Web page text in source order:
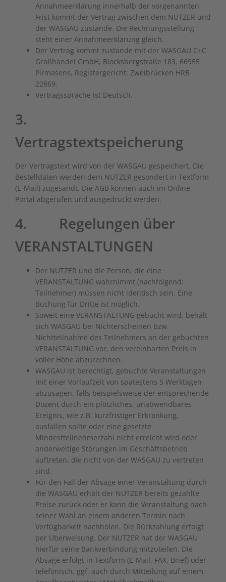
Annahmeerklärung innerhalb der vorgenannten
Frist kommt der Vertrag zwischen dem NUTZER und
der WASGAU zustande. Die Rechnungsstellung
steht einer Annahmeerklärung gleich.
Der Vertrag kommt zustande mit der WASGAU C+C
Großhandel GmbH, Blocksbergstraße 183, 66955
Pirmasens, Registergericht: Zweibrücken HRB
22869.
Vertragssprache ist Deutsch.
3.
Vertragstextspeicherung
Der Vertragstext wird von der WASGAU gespeichert. Die
Bestelldaten werden dem NUTZER gesondert in Textform
(E-Mail) zugesandt. Die AGB können auch im Online-
Portal abgerufen und ausgedruckt werden.
4. Regelungen über
VERANSTALTUNGEN
Der NUTZER und die Person, die eine
VERANSTALTUNG wahrnimmt (nachfolgend:
Teilnehmer) müssen nicht identisch sein. Eine
Buchung für Dritte ist möglich.
Soweit eine VERANSTALTUNG gebucht wird, behält
sich WASGAU bei Nichterscheinen bzw.
Nichtteilnahme des Teilnehmers an der gebuchten
VERANSTALTUNG vor, den vereinbarten Preis in
voller Höhe abzurechnen.
WASGAU ist berechtigt, gebuchte Veranstaltungen
mit einer Vorlaufzeit von spätestens 5 Werktagen
abzusagen, falls beispielsweise der entsprechende
Dozent durch ein plötzliches, unabwendbares
Ereignis, wie z.B. kurzfristiger Erkrankung,
ausfallen sollte oder eine gesetzte
Mindestteilnehmerzahl nicht erreicht wird oder
anderweitige Störungen im Geschäftsbetrieb
auftreten, die nicht von der WASGAU zu vertreten
sind.
Für den Fall der Absage einer Veranstaltung durch
die WASGAU erhält der NUTZER bereits gezahlte
Preise zurück oder er kann die Veranstaltung nach
seiner Wahl an einem anderen Termin nach
Verfügbarkeit nachholen. Die Rückzahlung erfolgt
per Überweisung. Der NUTZER hat der WASGAU
hierfür seine Bankverbindung mitzuteilen. Die
Absage erfolgt in Textform (E-Mail, FAX, Brief) oder
telefonisch, ggf. auch durch Mitteilung auf einem